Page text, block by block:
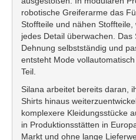
robotische Greiferarme das
Stoffteile und nähen
jedes Detail überwachen.
Dehnung selbstständig und
entsteht Mode
Teil.
Silana arbeitet bereits daran,
Shirts hinaus
komplexere Kleidungsstücke
in Produktionsstätten in
Markt und ohne lange